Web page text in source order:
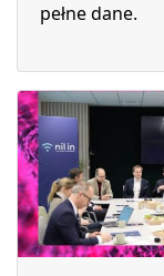
pełne dane.